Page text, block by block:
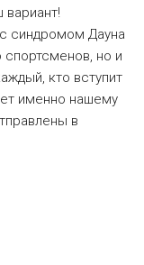
вариант!
синдромом Дауна
спортсменов, но и
кто вступит
именно нашему
в